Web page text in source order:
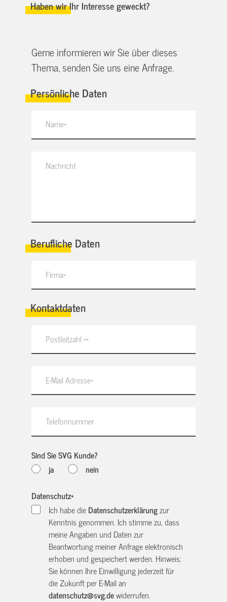
Haben wir Ihr Interesse geweckt?
Gerne informieren wir Sie über dieses
Thema, senden Sie uns eine Anfrage.
Persönliche Daten
Berufliche Daten
Kontaktdaten
Sind Sie SVG Kunde?
ja
nein
Datenschutz*
Ich habe dieDatenschutzerklärungzur
Kenntnis genommen. Ich stimme zu, dass
meine Angaben und Daten zur
Beantwortung meiner Anfrage elektronisch
erhoben und gespeichert werden. Hinweis:
Sie können Ihre Einwilligung jederzeit für
die Zukunft per E-Mail an
datenschutz@svg.dewiderrufen.